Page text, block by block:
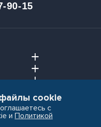
90-15
cookie
с
и Политикой